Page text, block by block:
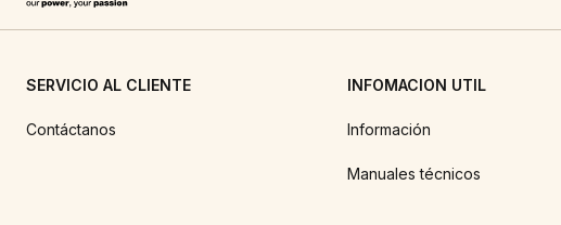
SERVICIO AL CLIENTE
Contáctanos
INFOMACION UTIL
Información
Manuales técnicos